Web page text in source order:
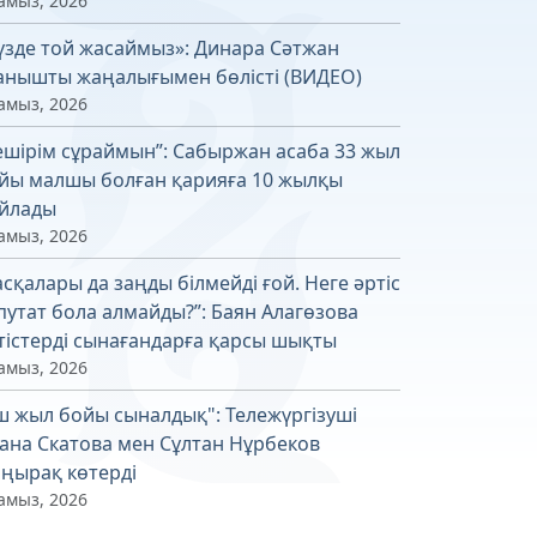
той жасаймыз»: Динара Сәтжан
жаңалығымен бөлісті (ВИДЕО)
2026
сұраймын”: Сабыржан асаба 33 жыл
малшы болған қарияға 10 жылқы
2026
да заңды білмейді ғой. Неге әртіс
бола алмайды?”: Баян Алагөзова
сынағандарға қарсы шықты
2026
жыл бойы сыналдық": Тележүргізуші
Скатова мен Сұлтан Нұрбеков
көтерді
2026